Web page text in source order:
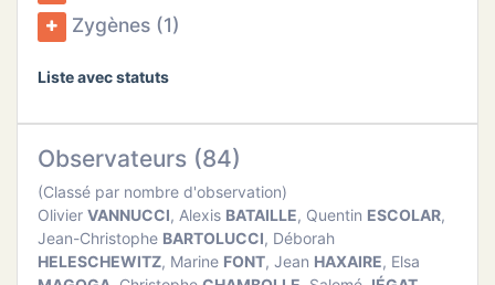
Zygènes (1)
Liste avec statuts
Observateurs (84)
(Classé par nombre d'observation)
Olivier VANNUCCI, Alexis BATAILLE, Quentin ESCOLAR,
Jean-Christophe BARTOLUCCI, Déborah
HELESCHEWITZ, Marine FONT, Jean HAXAIRE, Elsa